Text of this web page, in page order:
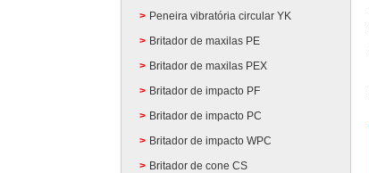
Peneira vibratória circular YK
Britador de maxilas PE
Britador de maxilas PEX
Britador de impacto PF
Britador de impacto PC
Britador de impacto WPC
Britador de cone CS